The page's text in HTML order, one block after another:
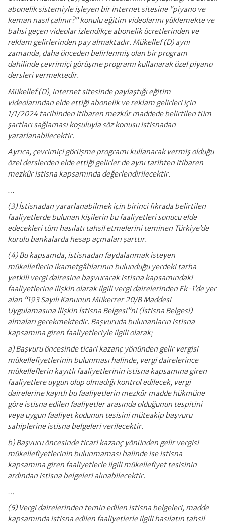
abonelik sistemiyle işleyen bir internet sitesine “piyano ve
keman nasıl çalınır?” konulu eğitim videolarını yüklemekte ve
bahsi geçen videolar izlendikçe abonelik ücretlerinden ve
reklam gelirlerinden pay almaktadır. Mükellef (D) aynı
zamanda, daha önceden belirlenmiş olan bir program
dahilinde çevrimiçi görüşme programı kullanarak özel piyano
dersleri vermektedir.
Mükellef (D), internet sitesinde paylaştığı eğitim
videolarından elde ettiği abonelik ve reklam gelirleri için
1/1/2024 tarihinden itibaren mezkûr maddede belirtilen tüm
şartları sağlaması koşuluyla söz konusu istisnadan
yararlanabilecektir.
Ayrıca, çevrimiçi görüşme programı kullanarak vermiş olduğu
özel derslerden elde ettiği gelirler de aynı tarihten itibaren
mezkûr istisna kapsamında değerlendirilecektir.
…
(3) İstisnadan yararlanabilmek için birinci fıkrada belirtilen
faaliyetlerde bulunan kişilerin bu faaliyetleri sonucu elde
edecekleri tüm hasılatı tahsil etmelerini teminen Türkiye’de
kurulu bankalarda hesap açmaları şarttır.
(4) Bu kapsamda, istisnadan faydalanmak isteyen
mükelleflerin ikametgâhlarının bulunduğu yerdeki tarha
yetkili vergi dairesine başvurarak istisna kapsamındaki
faaliyetlerine ilişkin olarak ilgili vergi dairelerinden Ek-1’de yer
alan “193 Sayılı Kanunun Mükerrer 20/B Maddesi
Uygulamasına İlişkin İstisna Belgesi”ni (İstisna Belgesi)
almaları gerekmektedir. Başvuruda bulunanların istisna
kapsamına giren faaliyetleriyle ilgili olarak;
a) Başvuru öncesinde ticari kazanç yönünden gelir vergisi
mükellefiyetlerinin bulunması halinde, vergi dairelerince
mükelleflerin kayıtlı faaliyetlerinin istisna kapsamına giren
faaliyetlere uygun olup olmadığı kontrol edilecek, vergi
dairelerine kayıtlı bu faaliyetlerin mezkûr madde hükmüne
göre istisna edilen faaliyetler arasında olduğunun tespitini
veya uygun faaliyet kodunun tesisini müteakip başvuru
sahiplerine istisna belgeleri verilecektir.
b) Başvuru öncesinde ticari kazanç yönünden gelir vergisi
mükellefiyetlerinin bulunmaması halinde ise istisna
kapsamına giren faaliyetlerle ilgili mükellefiyet tesisinin
ardından istisna belgeleri alınabilecektir.
…
(5) Vergi dairelerinden temin edilen istisna belgeleri, madde
kapsamında istisna edilen faaliyetlerle ilgili hasılatın tahsil